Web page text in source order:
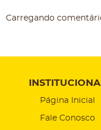
Carregando
Página Inicial
Fale Conosco